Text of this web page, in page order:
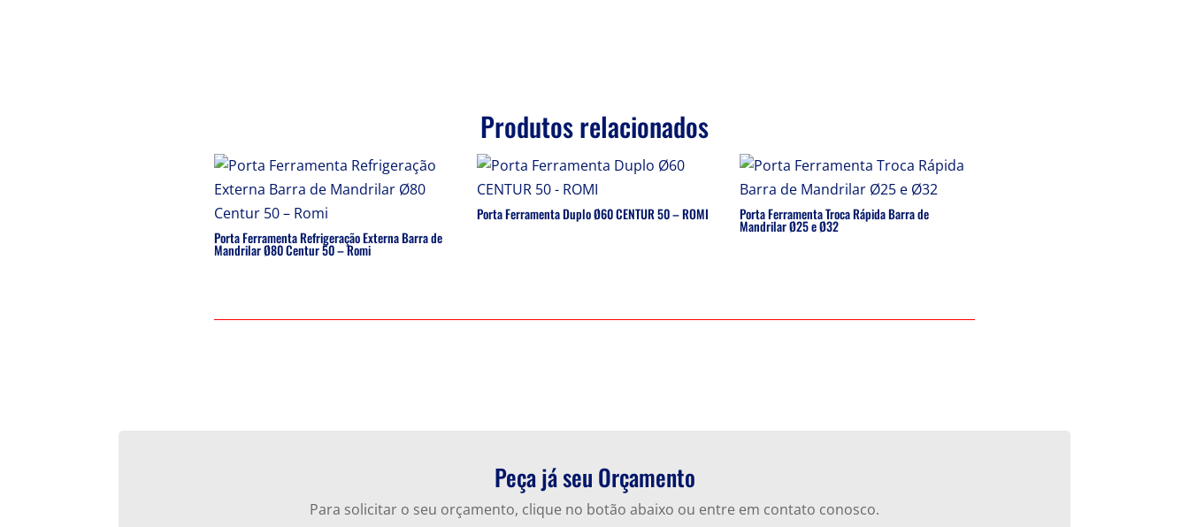
Produtos relacionados
Porta Ferramenta Refrigeração Externa Barra de
Mandrilar Ø80 Centur 50 – Romi
Porta Ferramenta Duplo Ø60 CENTUR 50 – ROMI Porta Ferramenta Troca Rápida Barra de
Mandrilar Ø25 e Ø32
Peça já seu Orçamento
Para solicitar o seu orçamento, clique no botão abaixo ou entre em contato conosco.